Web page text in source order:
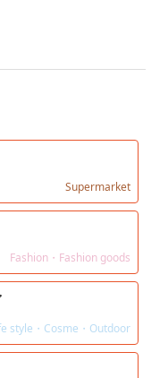
Supermarket
Fashion・Fashion goods
style・Cosme・Outdoor